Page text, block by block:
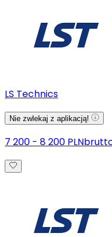
LS Technics
Nie zwlekaj z aplikacją!
7 200 - 8 200 PLN